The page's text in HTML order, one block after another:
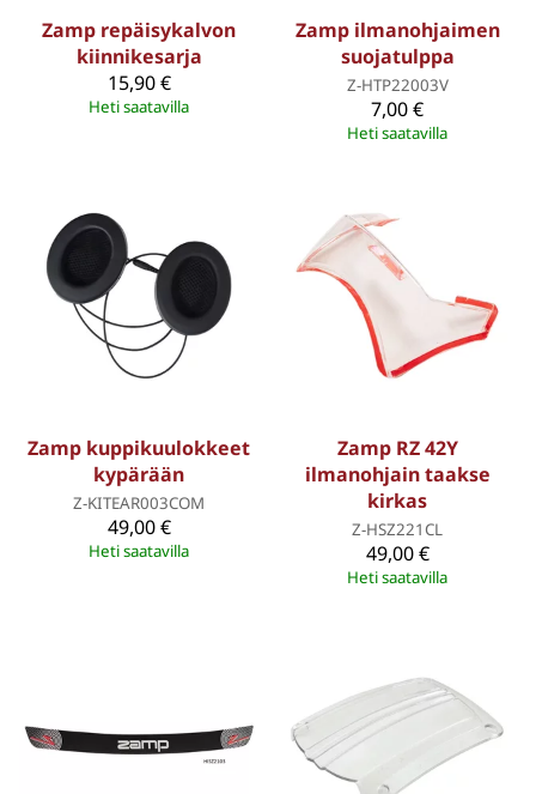
Zamp repäisykalvon
kiinnikesarja
15,90 €
Heti saatavilla
Zamp ilmanohjaimen
suojatulppa
Z-HTP22003V
7,00 €
Heti saatavilla
Zamp kuppikuulokkeet
kypärään
Z-KITEAR003COM
49,00 €
Heti saatavilla
Zamp RZ 42Y
ilmanohjain taakse
kirkas
Z-HSZ221CL
49,00 €
Heti saatavilla